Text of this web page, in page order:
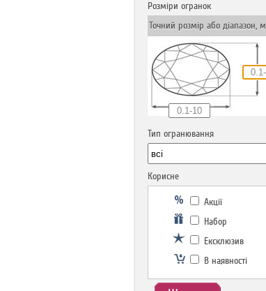
Розміри огранок
Точний розмір або діапазон,
Тип огранювання
Корисне
Акції
Набор
Ексклюзив
В наявності